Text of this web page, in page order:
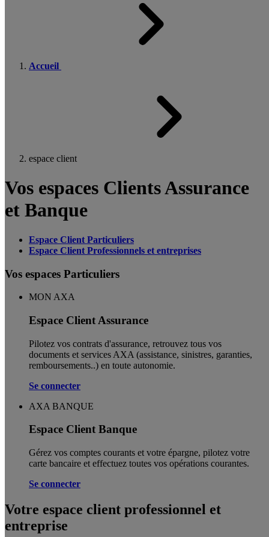
Accueil
espace client
Vos espaces Clients Assurance
et Banque
Espace Client Particuliers
Espace Client Professionnels et entreprises
Vos espaces Particuliers
MON AXA
Espace Client Assurance
Pilotez vos contrats d'assurance, retrouvez tous vos
documents et services AXA (assistance, sinistres, garanties,
remboursements..) en toute autonomie. ​
Se connecter
AXA BANQUE
Espace Client Banque
Gérez vos comptes courants et votre épargne, pilotez votre
carte bancaire et effectuez toutes vos opérations courantes.
Se connecter
Votre espace client professionnel et
entreprise